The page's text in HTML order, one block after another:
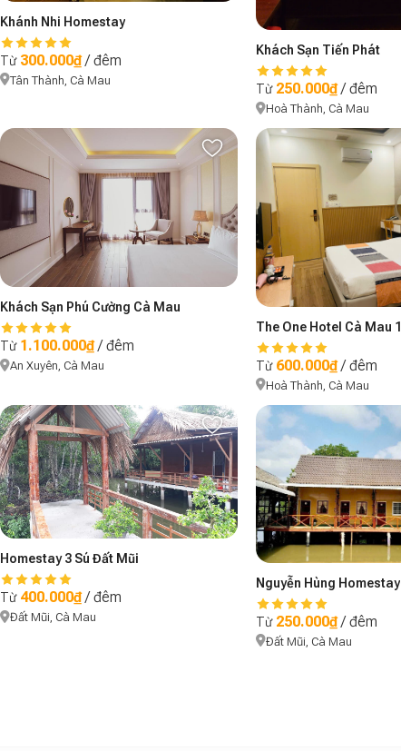
Khánh Nhi Homestay
Từ 300.000₫/ đêm
Tân Thành, Cà Mau
Khách Sạn Tiến Phát
Từ 250.000₫/ đêm
Hoà Thành, Cà Mau
Khách Sạn Phú Cường Cà Mau
Từ 1.100.000₫/ đêm
An Xuyên, Cà Mau
The One Hotel Cà Mau 1
Từ 600.000₫/ đêm
Hoà Thành, Cà Mau
Homestay 3 Sú Đất Mũi
Từ 400.000₫/ đêm
Đất Mũi, Cà Mau
Nguyễn Hùng Homestay
Từ 250.000₫/ đêm
Đất Mũi, Cà Mau